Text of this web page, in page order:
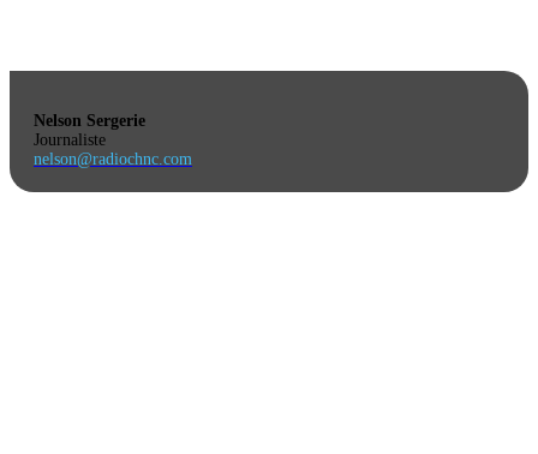
Nelson Sergerie
Journaliste
nelson@radiochnc.com